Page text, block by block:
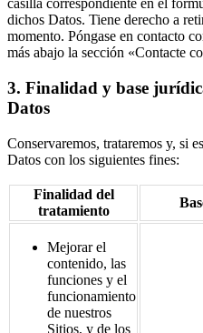
casilla correspondiente en el
dichos Datos. Tiene derecho a
momento. Póngase en contacto
más abajo la sección «Contacte
3. Finalidad y base
Datos
Conservaremos, trataremos y, si
Datos con los siguientes fines:
Finalidad del
tratamiento
Mejorar el
contenido, las
funciones y el
funcionamiento
de nuestros
Sitios, y de los